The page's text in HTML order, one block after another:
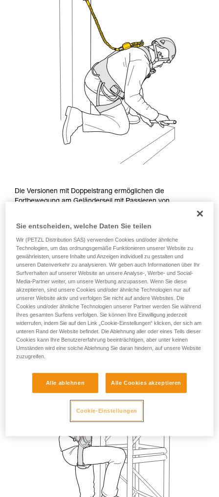
Die Versionen mit Doppelstrang ermöglichen die
Fortbewegung am Geländerseil mit Passieren von
Zwischensicherungen sowie die Fortbewegung an vertikalen
Sie entscheiden, welche Daten Sie teilen
Wir (PETZL Distribution SAS) verwenden Cookies und/oder ähnliche
Technologien, um das ordnungsgemäße Funktionieren unserer Website zu
gewährleisten, unsere Inhalte und Anzeigen individuell zu gestalten und
unseren Datenverkehr zu analysieren. Wir geben auch Informationen über Ihr
Surfverhalten auf unserer Website an unsere Analyse-, Werbe- und Social-
Media-Partner weiter, um unsere Werbung anzupassen. Wenn Sie diese
akzeptieren, sind unsere Cookies und/oder ähnliche Technologien nur auf
unserer Website aktiv und verfolgen Sie nicht auf andere Websites. Die
Cookies und/oder ähnliche Technologien unserer Partner werden Sie während
Ihres gesamten Surfens verfolgen. Sie können Ihre Einwilligung jederzeit
widerrufen, indem Sie auf den Link „Cookie-Einstellungen“ klicken, der sich am
unteren Rand der Website befindet. Die Ablehnung aller oder eines Teils dieser
Cookies kann Ihre Benutzererfahrung beeinträchtigen, aber unter keinen
Umständen wird eine solche Ablehnung Sie daran hindern, auf unsere Website
zuzugreifen.
Alle ablehnen Alle Cookies akzeptieren
Cookie-Einstellungen